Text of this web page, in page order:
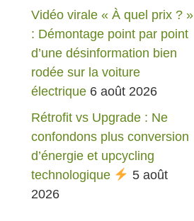
Vidéo virale « À quel prix ? »
: Démontage point par point
d’une désinformation bien
rodée sur la voiture
électrique 6 août 2026
Rétrofit vs Upgrade : Ne
confondons plus conversion
d’énergie et upcycling
technologique
5 août
2026